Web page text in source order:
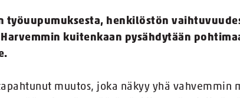
työuupumuksesta, henkilöstön
kuitenkaan pysähdytään
muutos, joka näkyy yhä vahvemmin